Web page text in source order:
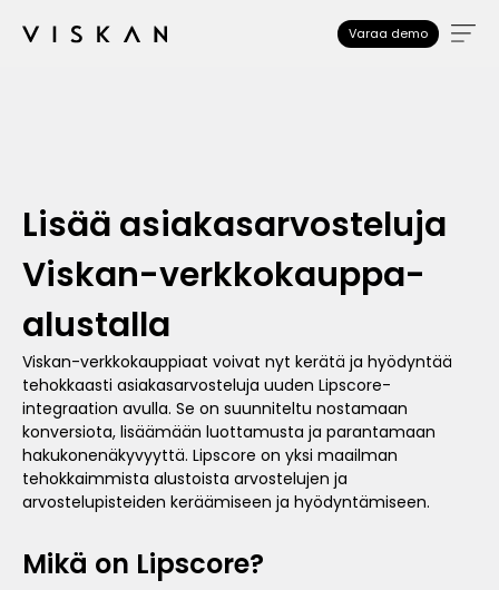
Varaa demo
Lisää asiakasarvosteluja
Viskan-verkkokauppa-
alustalla
Viskan-verkkokauppiaat voivat nyt kerätä ja hyödyntää
tehokkaasti asiakasarvosteluja uuden Lipscore-
integraation avulla. Se on suunniteltu nostamaan
konversiota, lisäämään luottamusta ja parantamaan
hakukonenäkyvyyttä. Lipscore on yksi maailman
tehokkaimmista alustoista arvostelujen ja
arvostelupisteiden keräämiseen ja hyödyntämiseen.
Mikä on Lipscore?